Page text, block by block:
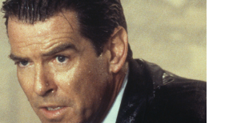
สอดแทรกรายละเอียดที่สะท้อนความ
ที่มีการจัดแบบอิเคบานะอีกทั้งยังใส่ใจ
บแอ็กเซสซอรีและของใช้ในห้องจาก
ด